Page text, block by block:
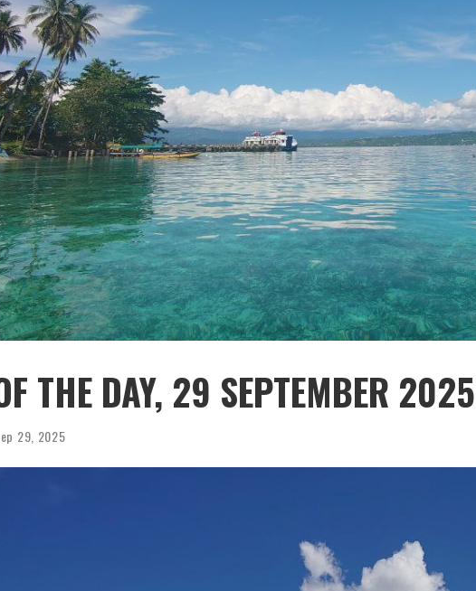
THE DAY, 29 SEPTEMBER 2025
29, 2025